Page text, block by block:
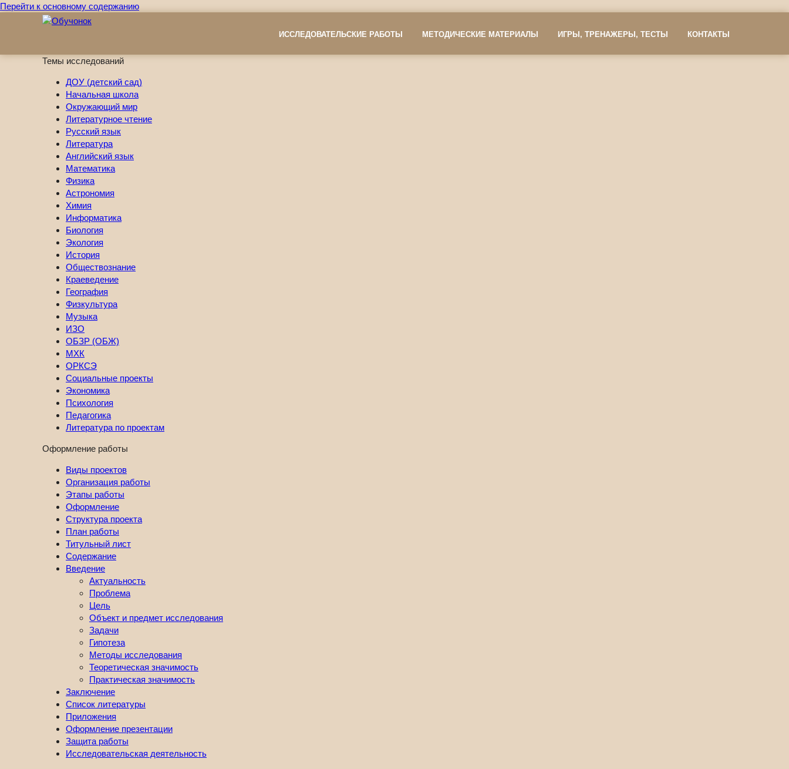
Перейти к основному содержанию
ИССЛЕДОВАТЕЛЬСКИЕ РАБОТЫ МЕТОДИЧЕСКИЕ МАТЕРИАЛЫ ИГРЫ, ТРЕНАЖЕРЫ, ТЕСТЫ КОНТАКТЫ
Темы исследований
ДОУ (детский сад)
Начальная школа
Окружающий мир
Литературное чтение
Русский язык
Литература
Английский язык
Математика
Физика
Астрономия
Химия
Информатика
Биология
Экология
История
Обществознание
Краеведение
География
Физкультура
Музыка
ИЗО
ОБЗР (ОБЖ)
МХК
ОРКСЭ
Социальные проекты
Экономика
Психология
Педагогика
Литература по проектам
Оформление работы
Виды проектов
Организация работы
Этапы работы
Оформление
Структура проекта
План работы
Титульный лист
Содержание
Введение
Актуальность
Проблема
Цель
Объект и предмет исследования
Задачи
Гипотеза
Методы исследования
Теоретическая значимость
Практическая значимость
Заключение
Список литературы
Приложения
Оформление презентации
Защита работы
Исследовательская деятельность